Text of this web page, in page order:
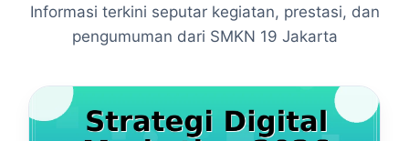
Informasi terkini seputar kegiatan, prestasi, dan
pengumuman dari SMKN 19 Jakarta